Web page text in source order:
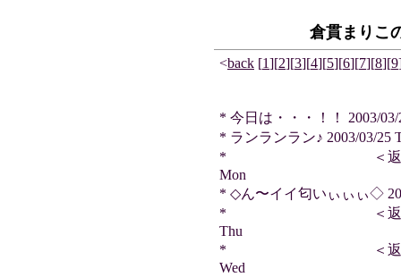
倉貫まりこ
<back [1][2][3][4][5][6][7][8][9
* 今日は・・・！！ 2003/03/
* ランランラン♪ 2003/03/25
* ＜返信＞ とろろ
Mon
* ◇ん〜イイ匂いぃぃぃ◇
* ＜返信＞ とろろ
Thu
* ＜返信＞ リス
Wed